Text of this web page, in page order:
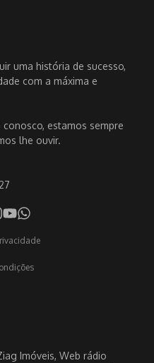
uma história de sucesso,
com a máxima e
estamos sempre
lhe ouvir.
Imóveis, Web rádio